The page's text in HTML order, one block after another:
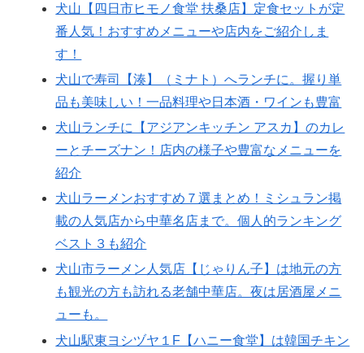
犬山【四日市ヒモノ食堂 扶桑店】定食セットが定
番人気！おすすめメニューや店内をご紹介しま
す！
犬山で寿司【湊】（ミナト）へランチに。握り単
品も美味しい！一品料理や日本酒・ワインも豊富
犬山ランチに【アジアンキッチン アスカ】のカレ
ーとチーズナン！店内の様子や豊富なメニューを
紹介
犬山ラーメンおすすめ７選まとめ！ミシュラン掲
載の人気店から中華名店まで。個人的ランキング
ベスト３も紹介
犬山市ラーメン人気店【じゃりん子】は地元の方
も観光の方も訪れる老舗中華店。夜は居酒屋メニ
ューも。
犬山駅東ヨシヅヤ１F【ハニー食堂】は韓国チキン